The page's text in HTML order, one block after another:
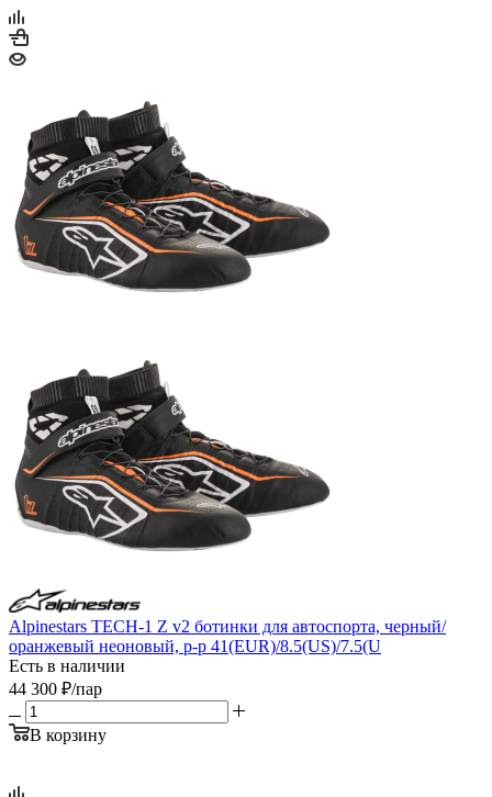
Alpinestars TECH-1 Z v2 ботинки для автоспорта, черный/
оранжевый неоновый, р-р 41(EUR)/8.5(US)/7.5(U
Есть в наличии
44 300 ₽/пар
В корзину